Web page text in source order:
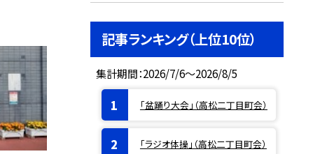
記事ランキング（上位10位）
集計期間：2026/7/6～2026/8/5
「盆踊り大会」（高松二丁目町会）
「ラジオ体操」（高松二丁目町会）